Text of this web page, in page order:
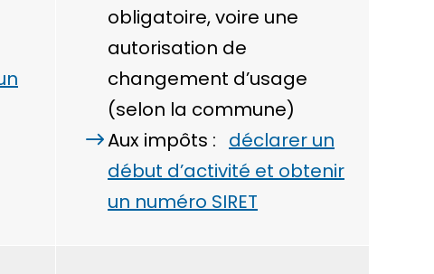
obligatoire, voire une
autorisation de
changement d’usage
(selon la commune)
Aux impôts : déclarer un
début d’activité et obtenir
un numéro SIRET